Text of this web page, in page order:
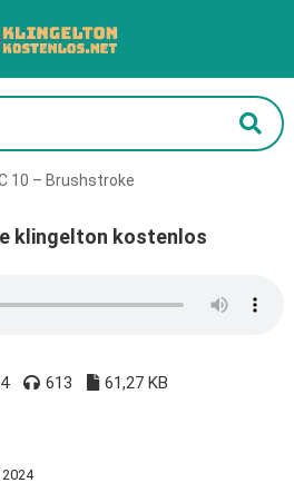
10 – Brushstroke
klingelton kostenlos
613 61,27 KB